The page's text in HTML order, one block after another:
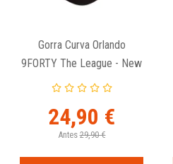
Gorra Curva Orlando
9FORTY The League - New
Era
24,90 €
Antes 29,90 €